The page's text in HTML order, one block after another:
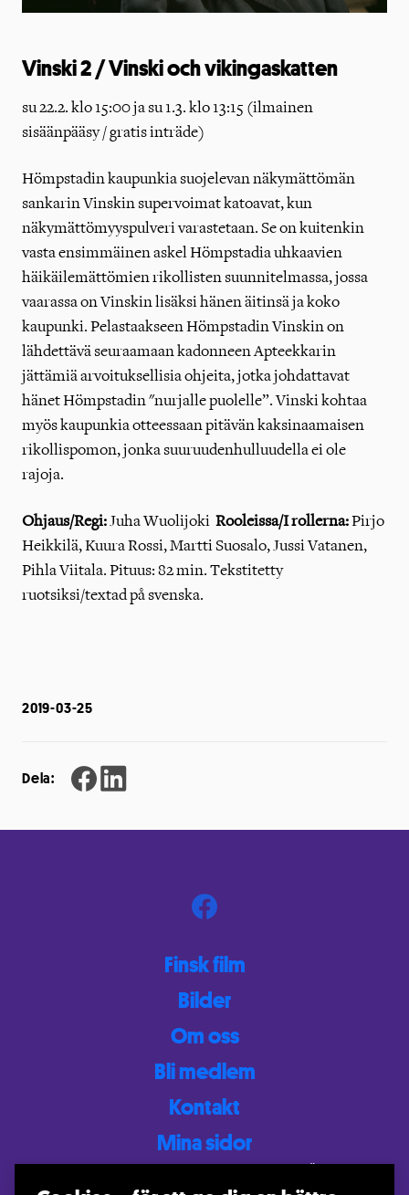
Vinski 2 / Vinski och vikingaskatten
su 22.2. klo 15:00 ja su 1.3. klo 13:15 (ilmainen
sisäänpääsy / gratis inträde)
Hömpstadin kaupunkia suojelevan näkymättömän
sankarin Vinskin supervoimat katoavat, kun
näkymättömyyspulveri varastetaan. Se on kuitenkin
vasta ensimmäinen askel Hömpstadia uhkaavien
häikäilemättömien rikollisten suunnitelmassa, jossa
vaarassa on Vinskin lisäksi hänen äitinsä ja koko
kaupunki. Pelastaakseen Hömpstadin Vinskin on
lähdettävä seuraamaan kadonneen Apteekkarin
jättämiä arvoituksellisia ohjeita, jotka johdattavat
hänet Hömpstadin "nurjalle puolelle”. Vinski kohtaa
myös kaupunkia otteessaan pitävän kaksinaamaisen
rikollispomon, jonka suuruudenhulluudella ei ole
rajoja.
Ohjaus/Regi:Juha Wuolijoki Rooleissa/I rollerna:Pirjo
Heikkilä, Kuura Rossi, Martti Suosalo, Jussi Vatanen,
Pihla Viitala. Pituus: 82 min.Tekstitetty
ruotsiksi/textad på svenska.
2019-03-25
Dela:
Finsk film
Bilder
Om oss
Bli medlem
Kontakt
Mina sidor
Västmanlands Finska Riksteaterförening VÄSKY
Ulla Harju